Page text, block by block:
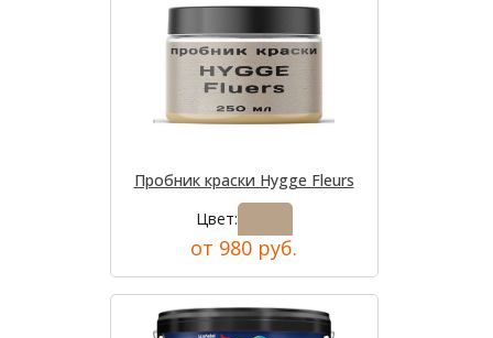
Пробник краски Hygge Fleurs
Цвет:
от 980 руб.